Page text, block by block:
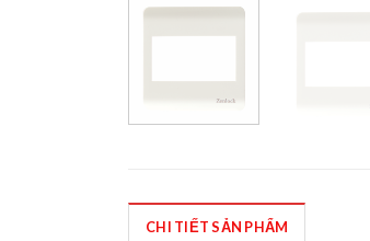
CHI TIẾT SẢN PHẨM